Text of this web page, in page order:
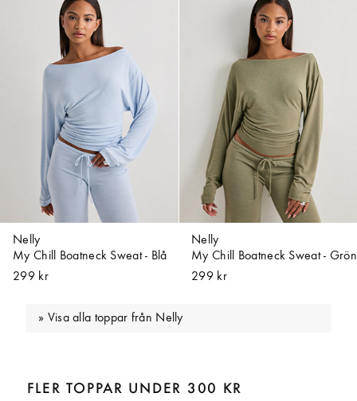
Nelly
My Chill Boatneck Sweat - Blå
299 kr
Nelly
My Chill Boatneck Sweat - Grön
299 kr
Visa alla toppar från Nelly
FLER TOPPAR UNDER 300 KR